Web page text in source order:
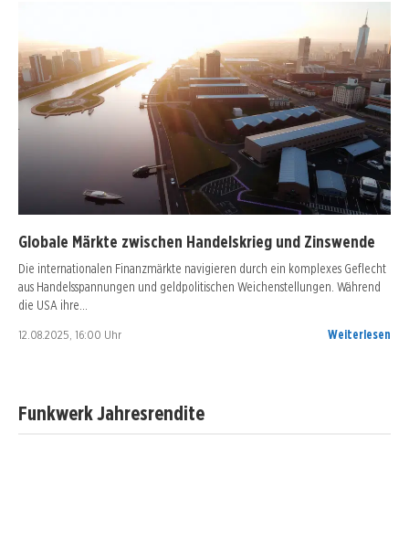
Globale Märkte zwischen Handelskrieg und Zinswende
Die internationalen Finanzmärkte navigieren durch ein komplexes Geflecht
aus Handelsspannungen und geldpolitischen Weichenstellungen. Während
die USA ihre…
12.08.2025, 16:00 Uhr Weiterlesen
Funkwerk Jahresrendite